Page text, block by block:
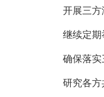
开展三方
继续定期
确保落实
研究各方